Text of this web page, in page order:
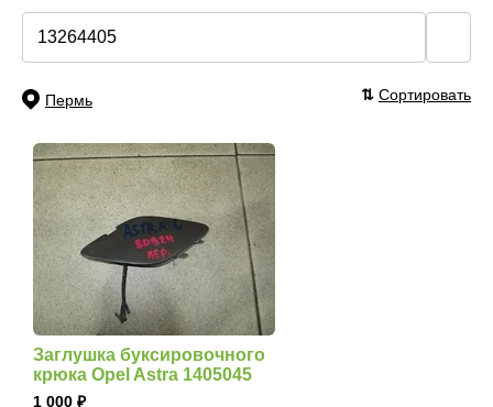
Пермь ⇅ Сортировать
Заглушка буксировочного
крюка Opel Astra 1405045
1 000